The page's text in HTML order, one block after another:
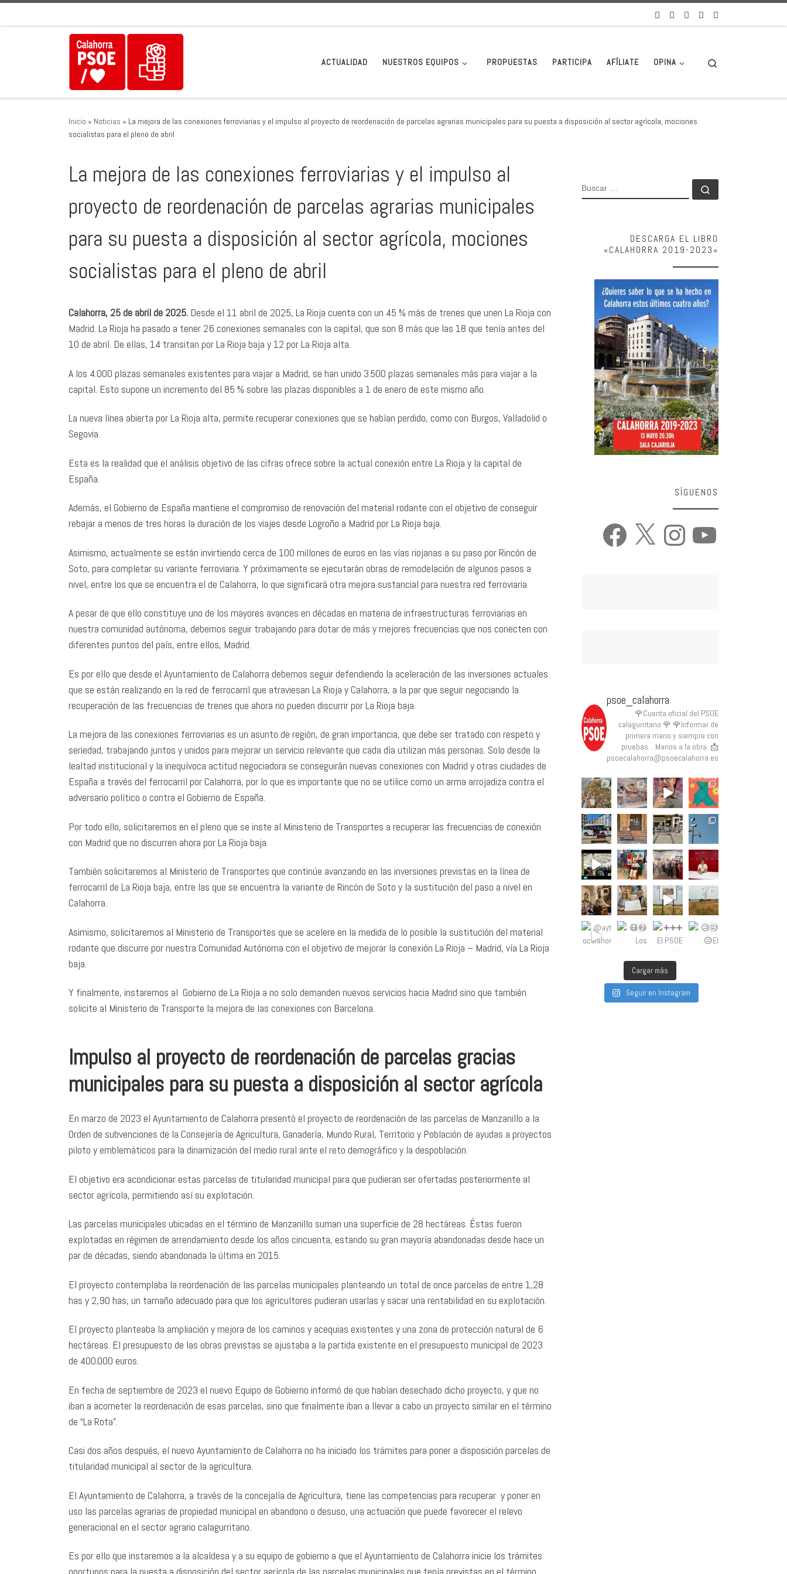
ACTUALIDAD NUESTROS EQUIPOS PROPUESTAS PARTICIPA AFÍLIATE OPINA
Inicio » Noticias » La mejora de las conexiones ferroviarias y el impulso al proyecto de reordenación de parcelas agrarias municipales para su puesta a disposición al sector agrícola, mociones
socialistas para el pleno de abril
La mejora de las conexiones ferroviarias y el impulso al
proyecto de reordenación de parcelas agrarias municipales
para su puesta a disposición al sector agrícola, mociones
socialistas para el pleno de abril
Calahorra, 25 de abril de 2025. Desde el 11 abril de 2025, La Rioja cuenta con un 45 % más de trenes que unen La Rioja con
Madrid. La Rioja ha pasado a tener 26 conexiones semanales con la capital, que son 8 más que las 18 que tenía antes del
10 de abril. De ellas, 14 transitan por La Rioja baja y 12 por La Rioja alta.
A los 4.000 plazas semanales existentes para viajar a Madrid, se han unido 3.500 plazas semanales más para viajar a la
capital. Esto supone un incremento del 85 % sobre las plazas disponibles a 1 de enero de este mismo año.
La nueva línea abierta por La Rioja alta, permite recuperar conexiones que se habían perdido, como con Burgos, Valladolid o
Segovia.
Esta es la realidad que el análisis objetivo de las cifras ofrece sobre la actual conexión entre La Rioja y la capital de
España.
Además, el Gobierno de España mantiene el compromiso de renovación del material rodante con el objetivo de conseguir
rebajar a menos de tres horas la duración de los viajes desde Logroño a Madrid por La Rioja baja.
Asimismo, actualmente se están invirtiendo cerca de 100 millones de euros en las vías riojanas a su paso por Rincón de
Soto, para completar su variante ferroviaria. Y próximamente se ejecutarán obras de remodelación de algunos pasos a
nivel, entre los que se encuentra el de Calahorra, lo que significará otra mejora sustancial para nuestra red ferroviaria.
A pesar de que ello constituye uno de los mayores avances en décadas en materia de infraestructuras ferroviarias en
nuestra comunidad autónoma, debemos seguir trabajando para dotar de más y mejores frecuencias que nos conecten con
diferentes puntos del país, entre ellos, Madrid.
Es por ello que desde el Ayuntamiento de Calahorra debemos seguir defendiendo la aceleración de las inversiones actuales
que se están realizando en la red de ferrocarril que atraviesan La Rioja y Calahorra, a la par que seguir negociando la
recuperación de las frecuencias de trenes que ahora no pueden discurrir por La Rioja baja.
La mejora de las conexiones ferroviarias es un asunto de región, de gran importancia, que debe ser tratado con respeto y
seriedad, trabajando juntos y unidos para mejorar un servicio relevante que cada día utilizan más personas. Solo desde la
lealtad institucional y la inequívoca actitud negociadora se conseguirán nuevas conexiones con Madrid y otras ciudades de
España a través del ferrocarril por Calahorra, por lo que es importante que no se utilice como un arma arrojadiza contra el
adversario político o contra el Gobierno de España.
Por todo ello, solicitaremos en el pleno que se inste al Ministerio de Transportes a recuperar las frecuencias de conexión
con Madrid que no discurren ahora por La Rioja baja.
También solicitaremos al Ministerio de Transportes que continúe avanzando en las inversiones previstas en la línea de
ferrocarril de La Rioja baja, entre las que se encuentra la variante de Rincón de Soto y la sustitución del paso a nivel en
Calahorra.
Asimismo, solicitaremos al Ministerio de Transportes que se acelere en la medida de lo posible la sustitución del material
rodante que discurre por nuestra Comunidad Autónoma con el objetivo de mejorar la conexión La Rioja – Madrid, vía La Rioja
baja.
Y finalmente, instaremos al Gobierno de La Rioja a no solo demanden nuevos servicios hacia Madrid sino que también
solicite al Ministerio de Transporte la mejora de las conexiones con Barcelona.
Impulso al proyecto de reordenación de parcelas gracias
municipales para su puesta a disposición al sector agrícola
En marzo de 2023 el Ayuntamiento de Calahorra presentó el proyecto de reordenación de las parcelas de Manzanillo a la
Orden de subvenciones de la Consejería de Agricultura, Ganadería, Mundo Rural, Territorio y Población de ayudas a proyectos
piloto y emblemáticos para la dinamización del medio rural ante el reto demográfico y la despoblación.
El objetivo era acondicionar estas parcelas de titularidad municipal para que pudieran ser ofertadas posteriormente al
sector agrícola, permitiendo así su explotación.
Las parcelas municipales ubicadas en el término de Manzanillo suman una superficie de 28 hectáreas. Éstas fueron
explotadas en régimen de arrendamiento desde los años cincuenta, estando su gran mayoría abandonadas desde hace un
par de décadas, siendo abandonada la última en 2015.
El proyecto contemplaba la reordenación de las parcelas municipales planteando un total de once parcelas de entre 1,28
has y 2,90 has, un tamaño adecuado para que los agricultores pudieran usarlas y sacar una rentabilidad en su explotación.
El proyecto planteaba la ampliación y mejora de los caminos y acequias existentes y una zona de protección natural de 6
hectáreas. El presupuesto de las obras previstas se ajustaba a la partida existente en el presupuesto municipal de 2023
de 400.000 euros.
En fecha de septiembre de 2023 el nuevo Equipo de Gobierno informó de que habían desechado dicho proyecto, y que no
iban a acometer la reordenación de esas parcelas, sino que finalmente iban a llevar a cabo un proyecto similar en el término
de “La Rota”.
Casi dos años después, el nuevo Ayuntamiento de Calahorra no ha iniciado los trámites para poner a disposición parcelas de
titularidad municipal al sector de la agricultura.
El Ayuntamiento de Calahorra, a través de la concejalía de Agricultura, tiene las competencias para recuperar y poner en
uso las parcelas agrarias de propiedad municipal en abandono o desuso, una actuación que puede favorecer el relevo
generacional en el sector agrario calagurritano.
Es por ello que instaremos a la alcaldesa y a su equipo de gobierno a que el Ayuntamiento de Calahorra inicie los trámites
BUSCAR
DESCARGA EL LIBRO
«CALAHORRA 2019-2023»
SÍGUENOS
Facebook Instagram YouTube
psoe_calahorra
🌹Cuenta oficial del PSOE
calagurritano 🌹 🌹Informar de
primera mano y siempre con
pruebas... Manos a la obra. 📩
psoecalahorra@psoecalahorra.es
Cargar más
Seguir en Instagram